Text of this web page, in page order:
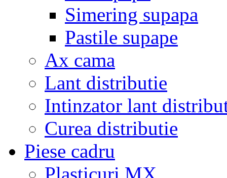
Simering supapa
Pastile supape
Ax cama
Lant distributie
Intinzator lant
Curea distributie
Piese cadru
Plasticuri MX